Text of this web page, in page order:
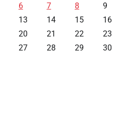
6 7 8
9
13 14 15
16
20 21 22
23
27 28 29
30